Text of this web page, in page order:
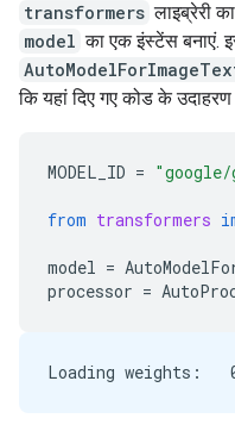
transformers लाइब्रेरी
model का एक इंस्टेंस बनाएं.
कि यहां दिए गए कोड के उदाहरण
MODEL_ID = "google/
from transformers
model =
processor =